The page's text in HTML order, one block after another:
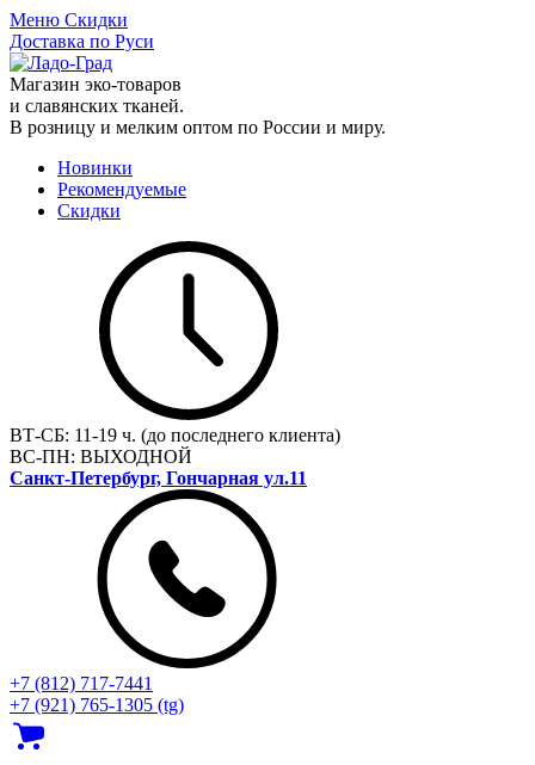
Меню Скидки
Доставка по Руси
Магазин эко-товаров
и славянских тканей.
В розницу и мелким оптом по России и миру.
Новинки
Рекомендуемые
Скидки
ВТ-СБ: 11-19 ч. (до последнего клиента)
ВС-ПН: ВЫХОДНОЙ
Санкт-Петербург, Гончарная ул.11
+7 (812) 717‑7441
+7 (921) 765-1305 (tg)